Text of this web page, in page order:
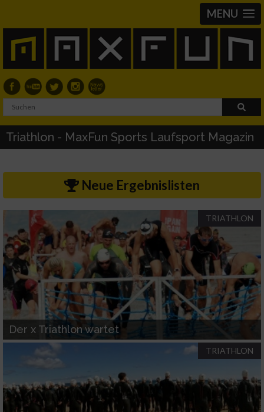
MENU
Triathlon - MaxFun Sports Laufsport Magazin
Neue Ergebnislisten
TRIATHLON
Der x Triathlon wartet
TRIATHLON